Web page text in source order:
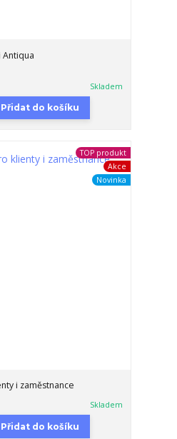
Antiqua
Skladem
Přidat do košíku
TOP produkt
Akce
Novinka
i zaměstnance
Skladem
Přidat do košíku